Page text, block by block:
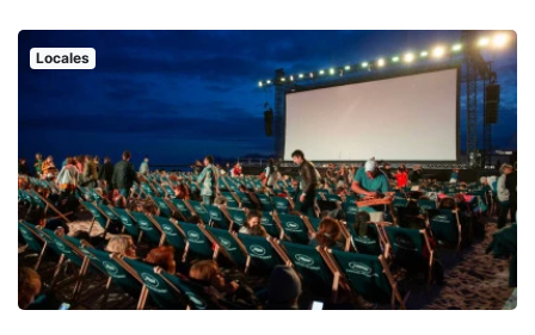
Locales